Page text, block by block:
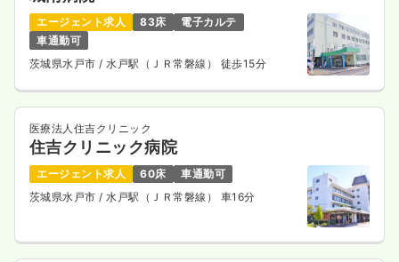
エージェント求人 83床
電子カルテ
車通勤可
茨城県水戸市 / 水戸駅（ＪＲ常磐線） 徒歩15分
医療法人住吉クリニック
住吉クリニック病院
エージェント求人 60床
車通勤可
茨城県水戸市/ 水戸駅（ＪＲ常磐線） 車16分